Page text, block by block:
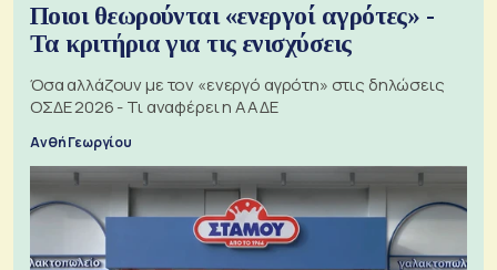
Ποιοι θεωρούνται «ενεργοί αγρότες» -
Τα κριτήρια για τις ενισχύσεις
Όσα αλλάζουν με τον «ενεργό αγρότη» στις δηλώσεις
ΟΣΔΕ 2026 - Τι αναφέρει η ΑΑΔΕ
Ανθή Γεωργίου